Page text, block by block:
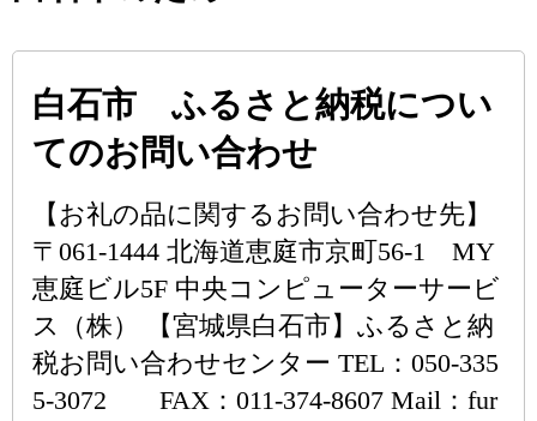
白石市 ふるさと納税につい
てのお問い合わせ
【お礼の品に関するお問い合わせ先】
〒061-1444 北海道恵庭市京町56-1 MY
恵庭ビル5F 中央コンピューターサービ
ス（株） 【宮城県白石市】ふるさと納
税お問い合わせセンター TEL：050-335
5-3072 FAX：011-374-8607 Mail：fur